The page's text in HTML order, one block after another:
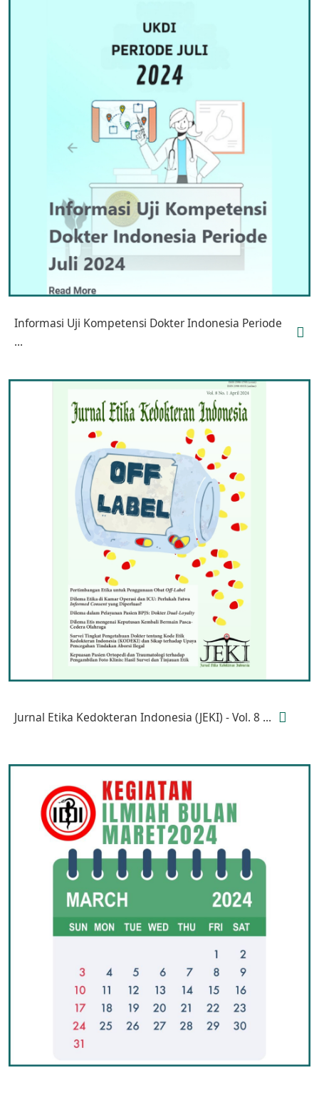
Informasi Uji Kompetensi Dokter Indonesia Periode
...
Jurnal Etika Kedokteran Indonesia (JEKI) - Vol. 8 ...